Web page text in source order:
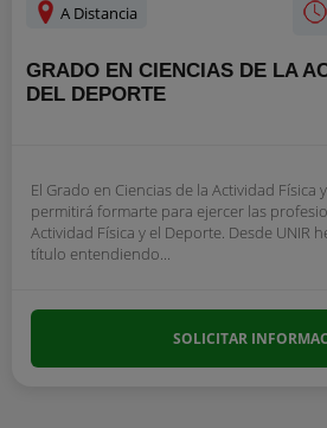
A Distancia
GRADO EN CIENCIAS DE LA
DEL DEPORTE
El Grado en Ciencias de la Actividad Física
permitirá formarte para ejercer las
Actividad Física y el Deporte. Desde UNIR
título entendiendo...
SOLICITAR